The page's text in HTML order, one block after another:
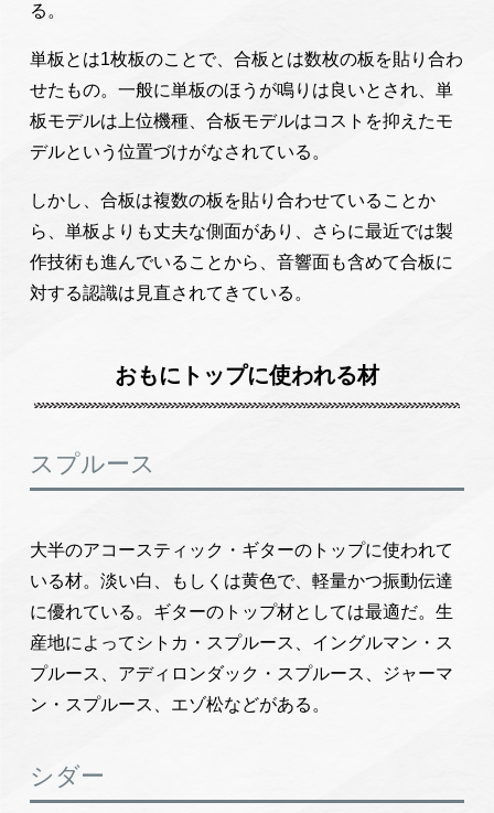
る。
単板とは1枚板のことで、合板とは数枚の板を貼り合わ
せたもの。一般に単板のほうが鳴りは良いとされ、単
板モデルは上位機種、合板モデルはコストを抑えたモ
デルという位置づけがなされている。
しかし、合板は複数の板を貼り合わせていることか
ら、単板よりも丈夫な側面があり、さらに最近では製
作技術も進んでいることから、音響面も含めて合板に
対する認識は見直されてきている。
おもにトップに使われる材
スプルース
大半のアコースティック・ギターのトップに使われて
いる材。淡い白、もしくは黄色で、軽量かつ振動伝達
に優れている。ギターのトップ材としては最適だ。生
産地によってシトカ・スプルース、イングルマン・ス
プルース、アディロンダック・スプルース、ジャーマ
ン・スプルース、エゾ松などがある。
シダー